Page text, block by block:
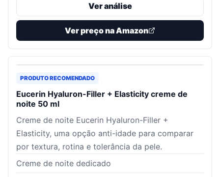
Ver análise
Ver preço na Amazon
PRODUTO RECOMENDADO
Eucerin Hyaluron-Filler + Elasticity creme de
noite 50 ml
Creme de noite Eucerin Hyaluron-Filler +
Elasticity, uma opção anti-idade para comparar
por textura, rotina e tolerância da pele.
Creme de noite dedicado